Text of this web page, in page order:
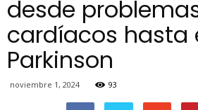
desde
cardíacos hasta
Parkinson
noviembre 1, 2024 93